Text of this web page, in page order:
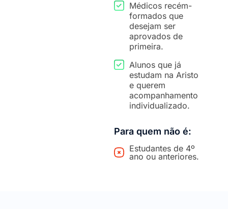
Médicos recém-
formados que
desejam ser
aprovados de
primeira.
Alunos que já
estudam na Aristo
e querem
acompanhamento
individualizado.
Para quem não é:
Estudantes de 4º
ano ou anteriores.